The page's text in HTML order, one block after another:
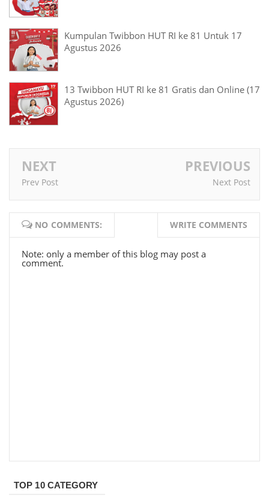
Kumpulan Twibbon HUT RI ke 81 Untuk 17
Agustus 2026
13 Twibbon HUT RI ke 81 Gratis dan Online (17
Agustus 2026)
NEXT
Prev Post
PREVIOUS
Next Post
NO COMMENTS: WRITE COMMENTS
Note: only a member of this blog may post a
comment.
TOP 10 CATEGORY